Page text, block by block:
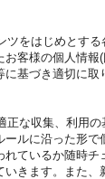
ツをはじめとす
お客様の個人情
基づき適切に取
正な収集、利用
ールに沿った形
れているか随時チ
きます。また、